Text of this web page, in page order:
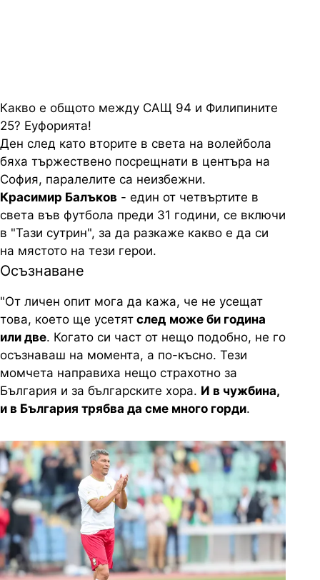
Какво е общото между САЩ 94 и Филипините
25? Еуфорията!
Ден след като вторите в света на волейбола
бяха тържествено посрещнати в центъра на
София, паралелите са неизбежни.
Красимир Балъков - един от четвъртите в
света във футбола преди 31 години, се включи
в "Тази сутрин", за да разкаже какво е да си
на мястото на тези герои.
Осъзнаване
"От личен опит мога да кажа, че не усещат
това, което ще усетят след може би година
или две. Когато си част от нещо подобно, не го
осъзнаваш на момента, а по-късно. Тези
момчета направиха нещо страхотно за
България и за българските хора. И в чужбина,
и в България трябва да сме много горди.